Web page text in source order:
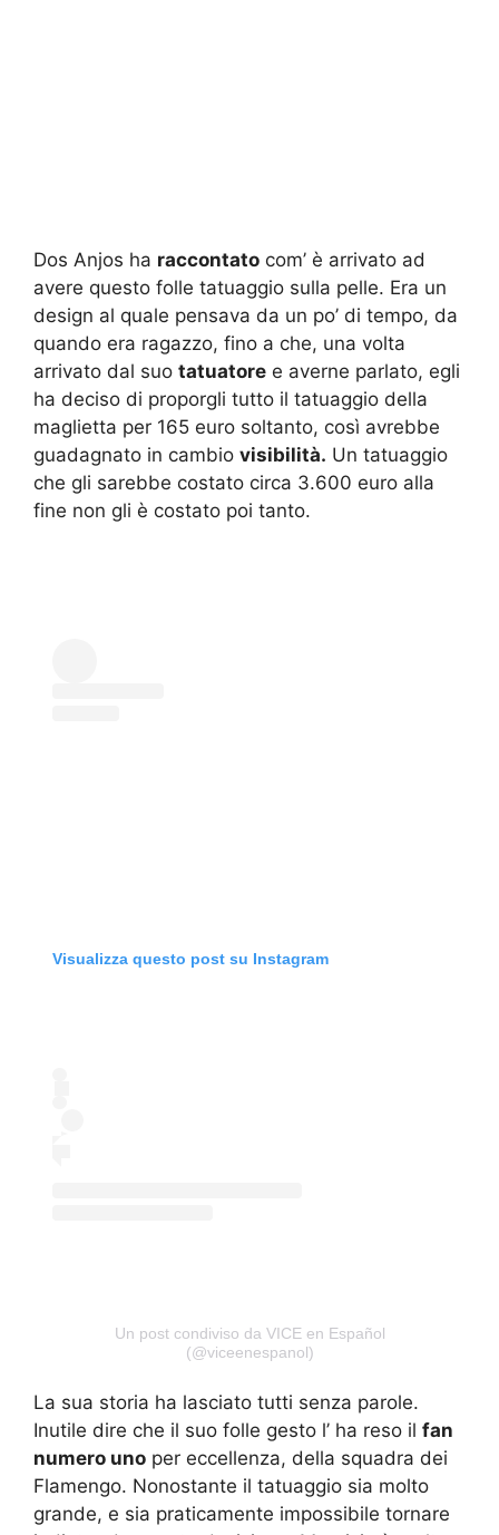
Dos Anjos ha raccontato com’ è arrivato ad
avere questo folle tatuaggio sulla pelle. Era un
design al quale pensava da un po’ di tempo, da
quando era ragazzo, fino a che, una volta
arrivato dal suo tatuatore e averne parlato, egli
ha deciso di proporgli tutto il tatuaggio della
maglietta per 165 euro soltanto, così avrebbe
guadagnato in cambio visibilità. Un tatuaggio
che gli sarebbe costato circa 3.600 euro alla
fine non gli è costato poi tanto.
Visualizza questo post su Instagram
Un post condiviso da VICE en Español
(@viceenespanol)
La sua storia ha lasciato tutti senza parole.
Inutile dire che il suo folle gesto l’ ha reso il fan
numero uno per eccellenza, della squadra dei
Flamengo. Nonostante il tatuaggio sia molto
grande, e sia praticamente impossibile tornare